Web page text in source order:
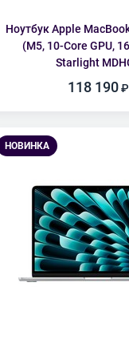
Ноутбук Apple
(M5, 10-Core GPU,
Starlight
118 190
НОВИНКА